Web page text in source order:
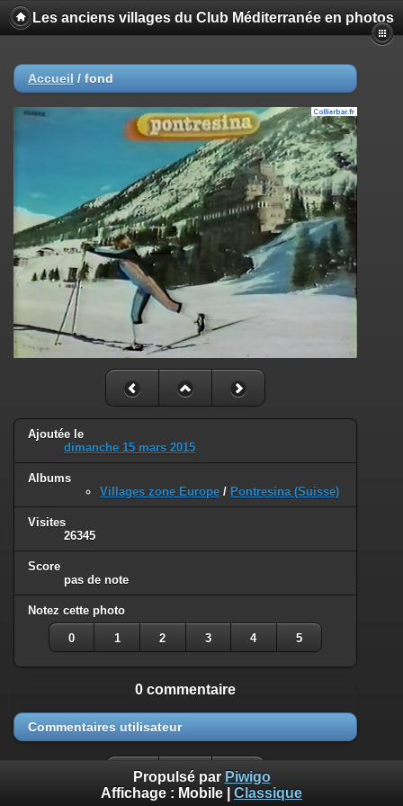
Les anciens villages du Club Méditerranée en photos
Accueil / fond
Ajoutée le
dimanche 15 mars 2015
Albums
Villages zone Europe / Pontresina (Suisse)
Visites
26345
Score
pas de note
Notez cette photo
0 1 2 3 4 5
0 commentaire
Commentaires utilisateur
Propulsé par Piwigo
Affichage : Mobile Classique